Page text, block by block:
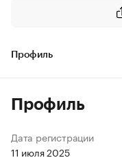
Профиль
Профиль
Дата регистрации
11 июля 2025